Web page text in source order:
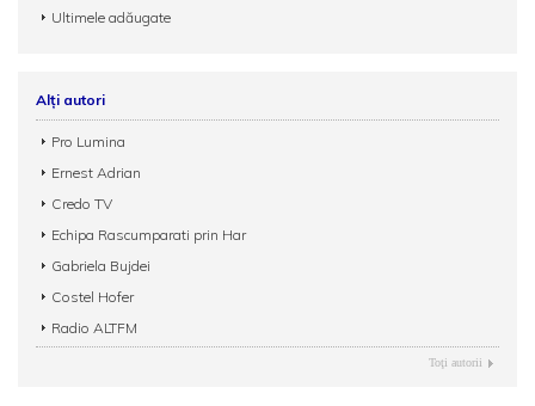
Ultimele adăugate
Alți autori
Pro Lumina
Ernest Adrian
Credo TV
Echipa Rascumparati prin Har
Gabriela Bujdei
Costel Hofer
Radio ALTFM
Toţi autorii